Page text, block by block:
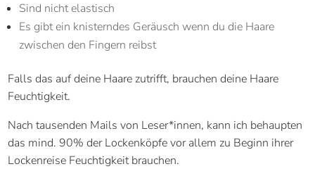
Sind nicht elastisch
Es gibt ein knisterndes Geräusch wenn du die Haare
zwischen den Fingern reibst
Falls das auf deine Haare zutrifft, brauchen deine Haare
Feuchtigkeit.
Nach tausenden Mails von Leser*innen, kann ich behaupten
das mind. 90% der Lockenköpfe vor allem zu Beginn ihrer
Lockenreise Feuchtigkeit brauchen.